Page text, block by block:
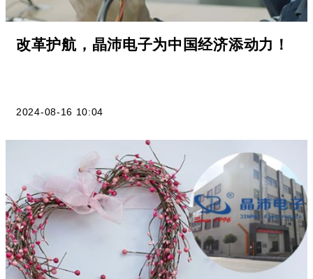
改革护航，晶沛电子为中国经济添动力！
2024-08-16 10:04